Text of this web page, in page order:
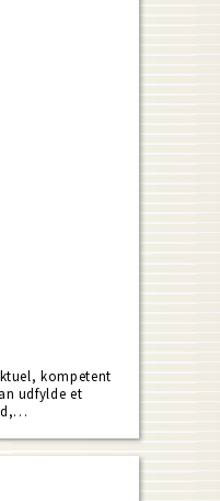
kompetent
udfylde et